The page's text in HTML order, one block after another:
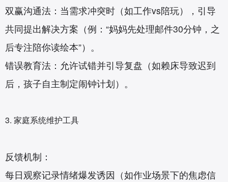
双赢沟通法‌：当需求冲突时（如工作vs陪玩），引导
共同提出解决方案（例：“妈妈先处理邮件30分钟，之
后专注陪你读绘本”）。
错误教育法‌：允许试错并引导复盘（如赖床导致迟到
后，孩子自主制定闹钟计划）。
3. 家庭系统维护工具‌
反馈机制‌：
每日观察记录情绪爆发诱因（如作业场景下的焦虑信